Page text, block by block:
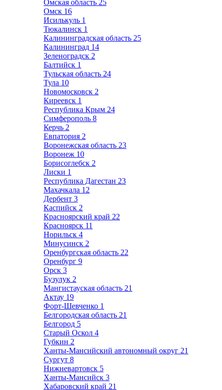
Омская область 25
Омск 16
Исилькуль 1
Тюкалинск 1
Калининградская область 25
Калининград 14
Зеленоградск 2
Балтийск 1
Тульская область 24
Тула 10
Новомосковск 2
Киреевск 1
Республика Крым 24
Симферополь 8
Керчь 2
Евпатория 2
Воронежская область 23
Воронеж 10
Борисоглебск 2
Лиски 1
Республика Дагестан 23
Махачкала 12
Дербент 3
Каспийск 2
Красноярский край 22
Красноярск 11
Норильск 4
Минусинск 2
Оренбургская область 22
Оренбург 9
Орск 3
Бузулук 2
Мангистауская область 21
Актау 19
Форт-Шевченко 1
Белгородская область 21
Белгород 5
Старый Оскол 4
Губкин 2
Ханты-Мансийский автономный округ 21
Сургут 8
Нижневартовск 5
Ханты-Мансийск 3
Хабаровский край 21